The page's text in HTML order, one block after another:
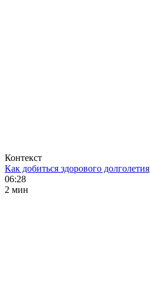
Контекст
Как добиться здорового долголетия
06:28
2 мин